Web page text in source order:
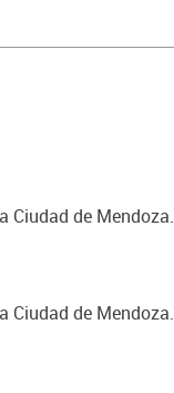
Ciudad de Mendoza.
Ciudad de Mendoza.